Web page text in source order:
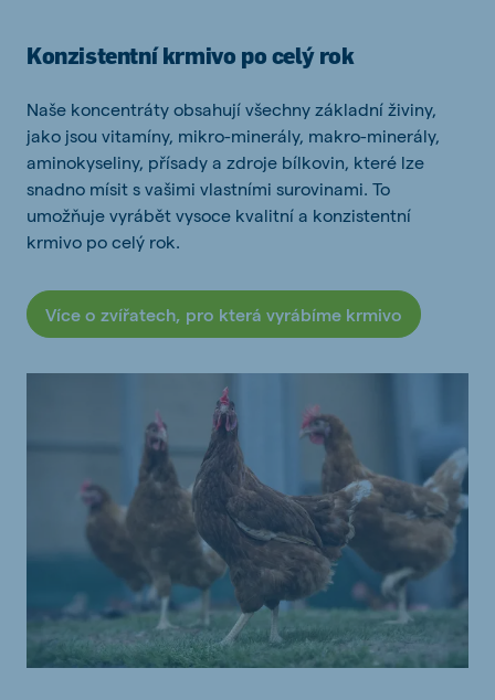
Konzistentní krmivo po celý rok
Naše koncentráty obsahují všechny základní živiny,
jako jsou vitamíny, mikro-minerály, makro-minerály,
aminokyseliny, přísady a zdroje bílkovin, které lze
snadno mísit s vašimi vlastními surovinami. To
umožňuje vyrábět vysoce kvalitní a konzistentní
krmivo po celý rok.
Více o zvířatech, pro která vyrábíme krmivo